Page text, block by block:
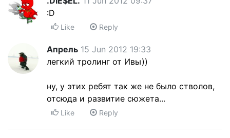
:D
Like Reply
Апрель 15 Jun 2012 19:33
легкий тролинг от Ивы))
ну, у этих ребят так же не было стволов,
отсюда и развитие сюжета...
Like Reply